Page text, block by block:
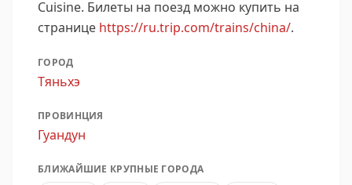
Cuisine. Билеты на поезд можно купить на
странице https://ru.trip.com/trains/china/.
ГОРОД
Тяньхэ
ПРОВИНЦИЯ
Гуандун
БЛИЖАЙШИЕ КРУПНЫЕ ГОРОДА